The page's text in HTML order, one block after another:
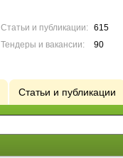
Статьи и публикации:
615
Тендеры и вакансии:
90
Статьи и публикации